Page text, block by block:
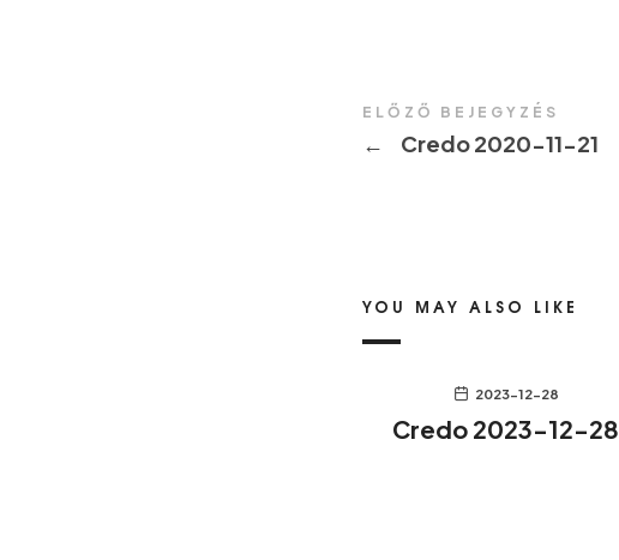
ELŐZŐ BEJEGYZÉS
← Credo 2020-11-21
YOU MAY ALSO LIKE
2023-12-28
Credo 2023-12-28